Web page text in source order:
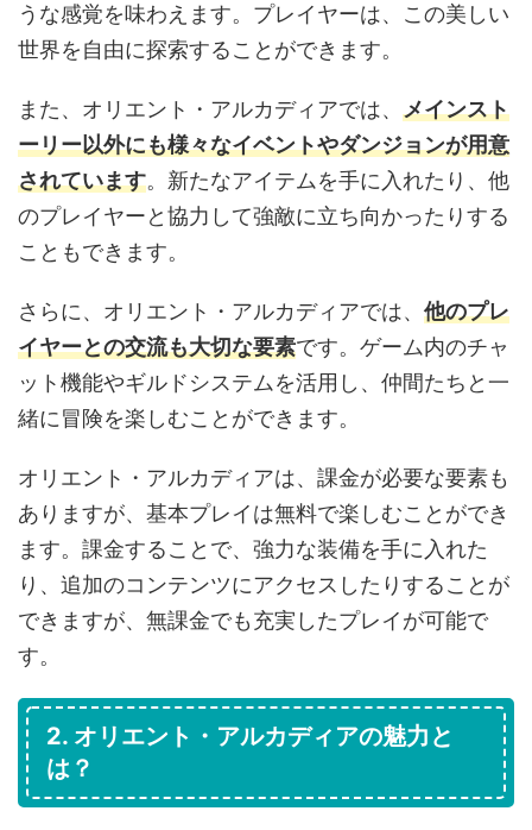
うな感覚を味わえます。プレイヤーは、この美しい
世界を自由に探索することができます。
また、オリエント・アルカディアでは、 メインスト
ーリー以外にも様々なイベントやダンジョンが用意
されています。新たなアイテムを手に入れたり、他
のプレイヤーと協力して強敵に立ち向かったりする
こともできます。
さらに、オリエント・アルカディアでは、 他のプレ
イヤーとの交流も大切な要素です。ゲーム内のチャ
ット機能やギルドシステムを活用し、仲間たちと一
緒に冒険を楽しむことができます。
オリエント・アルカディアは、課金が必要な要素も
ありますが、基本プレイは無料で楽しむことができ
ます。課金することで、強力な装備を手に入れた
り、追加のコンテンツにアクセスしたりすることが
できますが、無課金でも充実したプレイが可能で
す。
2. オリエント・アルカディアの魅力と
は？